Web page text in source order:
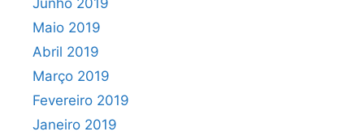
Junho 2019
Maio 2019
Abril 2019
Março 2019
Fevereiro 2019
Janeiro 2019